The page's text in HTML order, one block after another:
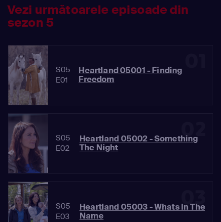
Vezi următoarele episoade din
sezon 5
S05
E01
Heartland 05001 - Finding
Freedom
02
S05
E02
Heartland 05002 - Something
The Night
03
S05
E03
Heartland 05003 - Whats In The
Name